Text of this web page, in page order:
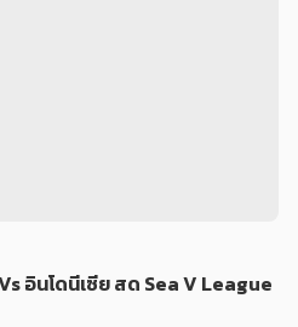
อินโดนีเซีย สด Sea V League